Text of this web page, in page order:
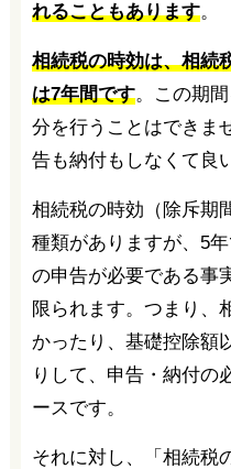
れることもあります。
相続税の時効は、相続
は7年間です。この期
分を行うことはできま
告も納付もしなくて良
相続税の時効（除斥期
種類がありますが、5
の申告が必要である事
限られます。つまり、
かったり、基礎控除額
りして、申告・納付の
ースです。
それに対し、「相続税